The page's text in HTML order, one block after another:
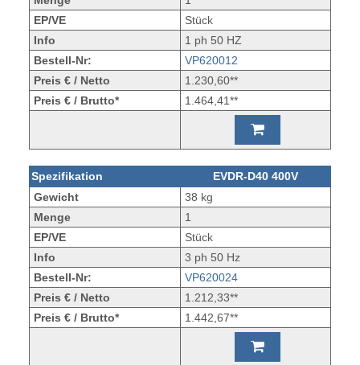
EP/VE
Stück
Info
1 ph 50 HZ
Bestell-Nr:
VP620012
Preis € / Netto
1.230,60**
Preis € / Brutto*
1.464,41**
Spezifikation
EVDR-D40 400V
Gewicht
38 kg
Menge
1
EP/VE
Stück
Info
3 ph 50 Hz
Bestell-Nr:
VP620024
Preis € / Netto
1.212,33**
Preis € / Brutto*
1.442,67**